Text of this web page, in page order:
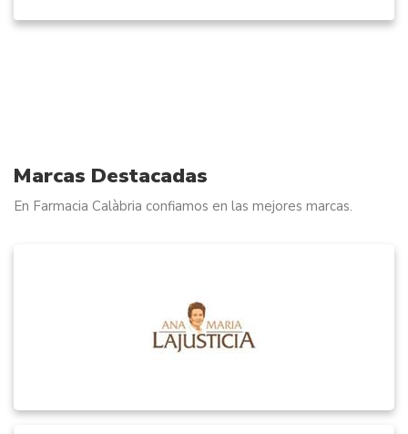
Marcas Destacadas
En Farmacia Calàbria confiamos en las mejores marcas.